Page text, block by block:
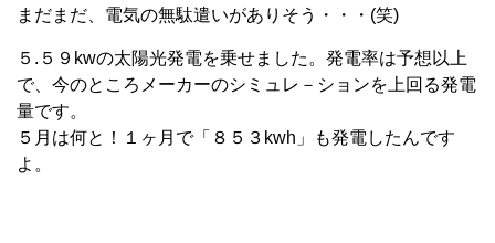
まだまだ、電気の無駄遣いがありそう・・・(笑)
５.５９kwの太陽光発電を乗せました。発電率は予想以上
で、今のところメーカーのシミュレ－ションを上回る発電
量です。
５月は何と！１ヶ月で「８５３kwh」も発電したんです
よ。